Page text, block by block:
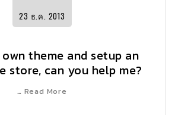
23 ธ.ค. 2013
theme and setup an
store, can you help me?
… Read More